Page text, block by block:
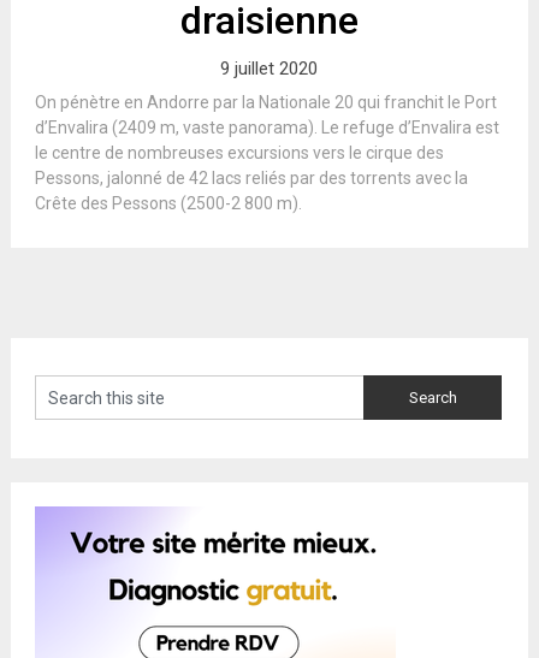
draisienne
9 juillet 2020
On pénètre en Andorre par la Nationale 20 qui franchit le Port
d’Envalira (2409 m, vaste panorama). Le refuge d’Envalira est
le centre de nombreuses excursions vers le cirque des
Pessons, jalonné de 42 lacs reliés par des torrents avec la
Crête des Pessons (2500-2 800 m).